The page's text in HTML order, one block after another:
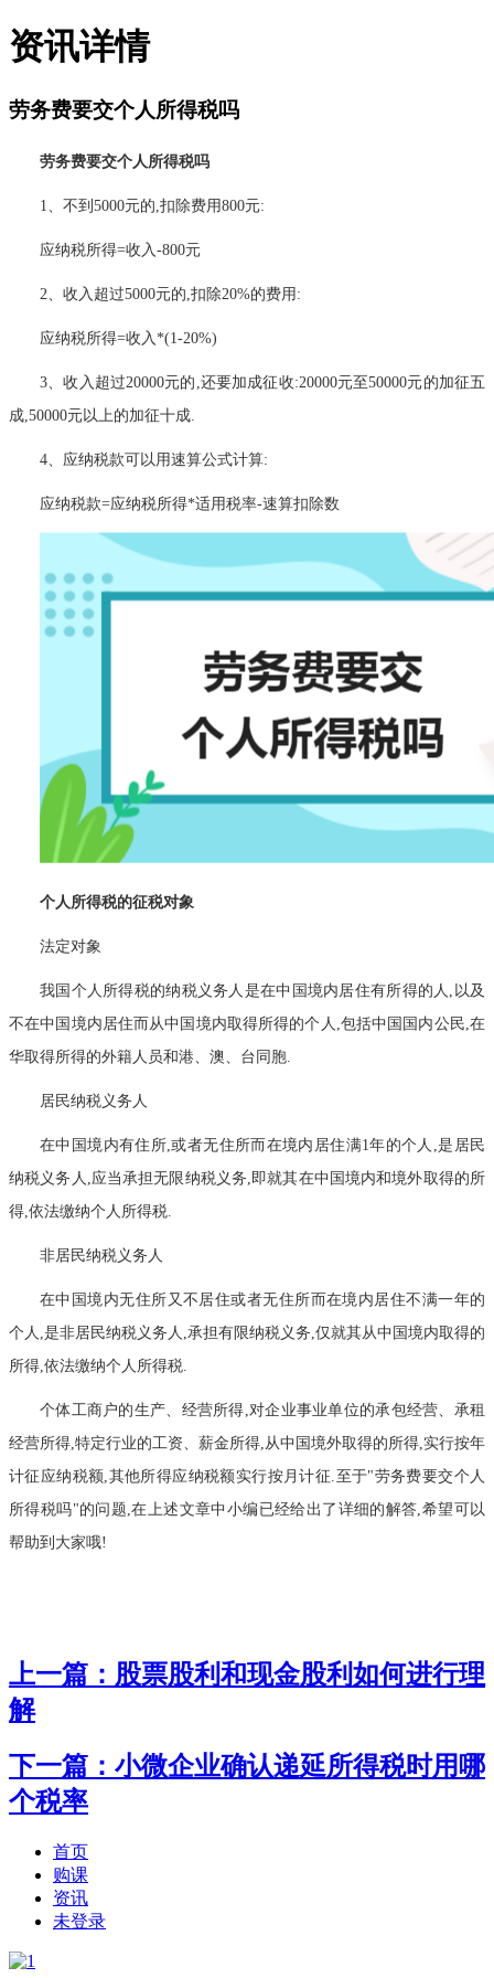
资讯详情
劳务费要交个人所得税吗
劳务费要交个人所得税吗
1、不到5000元的,扣除费用800元:
应纳税所得=收入-800元
2、收入超过5000元的,扣除20%的费用:
应纳税所得=收入*(1-20%)
3、收入超过20000元的,还要加成征收:20000元至50000元的加征五
成,50000元以上的加征十成.
4、应纳税款可以用速算公式计算:
应纳税款=应纳税所得*适用税率-速算扣除数
个人所得税的征税对象
法定对象
我国个人所得税的纳税义务人是在中国境内居住有所得的人,以及
不在中国境内居住而从中国境内取得所得的个人,包括中国国内公民,在
华取得所得的外籍人员和港、澳、台同胞.
居民纳税义务人
在中国境内有住所,或者无住所而在境内居住满1年的个人,是居民
纳税义务人,应当承担无限纳税义务,即就其在中国境内和境外取得的所
得,依法缴纳个人所得税.
非居民纳税义务人
在中国境内无住所又不居住或者无住所而在境内居住不满一年的
个人,是非居民纳税义务人,承担有限纳税义务,仅就其从中国境内取得的
所得,依法缴纳个人所得税.
个体工商户的生产、经营所得,对企业事业单位的承包经营、承租
经营所得,特定行业的工资、薪金所得,从中国境外取得的所得,实行按年
计征应纳税额,其他所得应纳税额实行按月计征.至于"劳务费要交个人
所得税吗"的问题,在上述文章中小编已经给出了详细的解答,希望可以
帮助到大家哦!
上一篇：股票股利和现金股利如何进行理
解
下一篇：小微企业确认递延所得税时用哪
个税率
首页
购课
资讯
未登录